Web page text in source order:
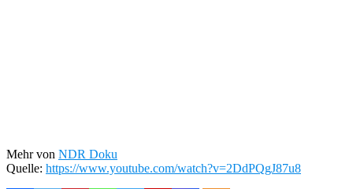
Mehr von NDR Doku
Quelle: https://www.youtube.com/watch?v=2DdPQgJ87u8